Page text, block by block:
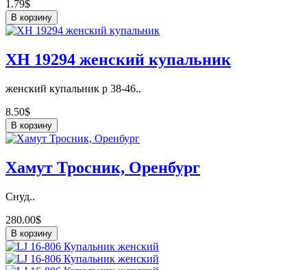
1.79$
В корзину
ХН 19294 женский купальник
женский купальник р 38-46..
8.50$
В корзину
Хамут Тросник, Оренбург
Снуд..
280.00$
В корзину